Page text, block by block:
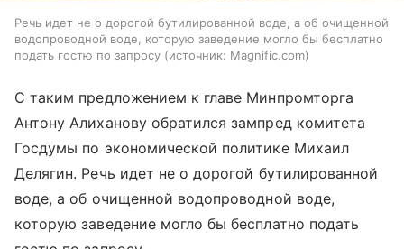
Речь идет не о дорогой бутилированной воде, а об очищенной
водопроводной воде, которую заведение могло бы бесплатно
подать гостю по запросу
источник: Magnific.com
С таким предложением к главе Минпромторга
Антону Алиханову обратился зампред комитета
Госдумы по экономической политике Михаил
Делягин. Речь идет не о дорогой бутилированной
воде, а об очищенной водопроводной воде,
которую заведение могло бы бесплатно подать